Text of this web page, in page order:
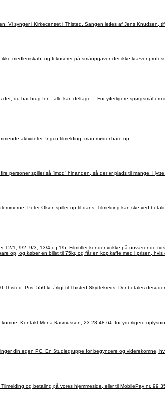
du har brug for – alle kan deltage …For yderligere spørgsmål
Kirkegårdsleder Lea Christensen, Thisted Vestre Kirkegård, vil fortælle om nuværende og kommende aktiviteter. Ingen tilmelding, man møder bare op.
til læ og ly, i dårligt vejr. Som begynder er der mulighed for at låne køller og kugle. Og der er også hjælp at få.
Slægtsforskning Tirsdage kl. 10-12. Sted: It-lokalet i Plantagehuset. For begyndere og viderekomne. Kontakt Mona Rasmussen, 23 23 48 64. for yderligere